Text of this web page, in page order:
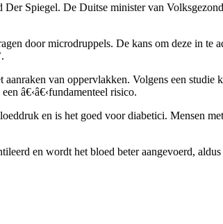
Spiegel. De Duitse minister van
door microdruppels. De kans om deze in te
van oppervlakken. Volgens een studie
â€‹â€‹fundamenteel risico.
en is het goed voor diabetici. Mensen
en wordt het bloed beter aangevoerd, aldus